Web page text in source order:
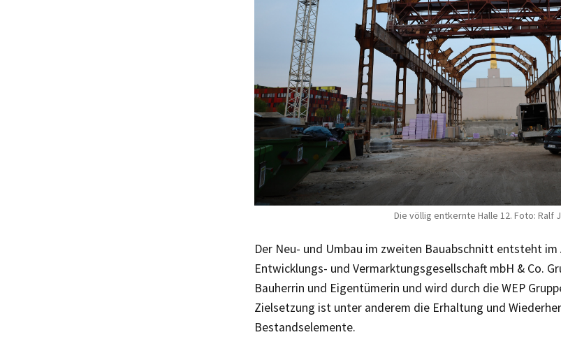
Die völlig entkernte Halle 12. Foto: Ralf
Der Neu- und Umbau im zweiten Bauabschnitt entsteht
Entwicklungs- und Vermarktungsgesellschaft mbH & Co.
Bauherrin und Eigentümerin und wird durch die WEP
Zielsetzung ist unter anderem die Erhaltung und
Bestandselemente.